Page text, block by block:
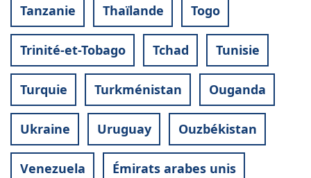
Tanzanie Thaïlande Togo
Trinité-et-Tobago Tchad Tunisie
Turquie Turkménistan Ouganda
Ukraine Uruguay Ouzbékistan
Venezuela Émirats arabes unis